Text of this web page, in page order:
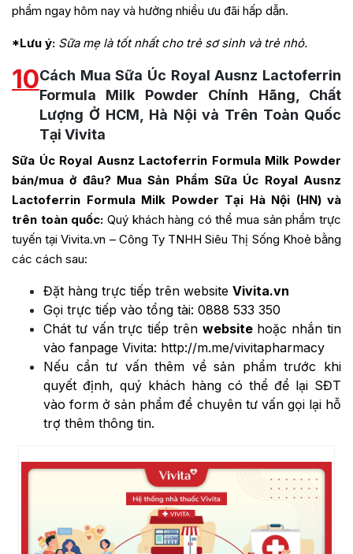
phẩm ngay hôm nay và hưởng nhiều ưu đãi hấp dẫn.
*Lưu ý: Sữa mẹ là tốt nhất cho trẻ sơ sinh và trẻ nhỏ.
10Cách Mua Sữa Úc Royal Ausnz Lactoferrin
Formula Milk Powder Chính Hãng, Chất
Lượng Ở HCM, Hà Nội và Trên Toàn Quốc
Tại Vivita
Sữa Úc Royal Ausnz Lactoferrin Formula Milk Powder
bán/mua ở đâu? Mua Sản Phẩm Sữa Úc Royal Ausnz
Lactoferrin Formula Milk Powder Tại Hà Nội (HN) và
trên toàn quốc: Quý khách hàng có thể mua sản phẩm trực
tuyến tại Vivita.vn – Công Ty TNHH Siêu Thị Sống Khoẻ bằng
các cách sau:
Đặt hàng trực tiếp trên website Vivita.vn
Gọi trực tiếp vào tổng tài: 0888 533 350
Chát tư vấn trực tiếp trên websitehoặc nhắn tin
vào fanpage Vivita: http://m.me/vivitapharmacy
Nếu cần tư vấn thêm về sản phẩm trước khi
quyết định, quý khách hàng có thể để lại SĐT
vào form ở sản phẩm để chuyên tư vấn gọi lại hỗ
trợ thêm thông tin.